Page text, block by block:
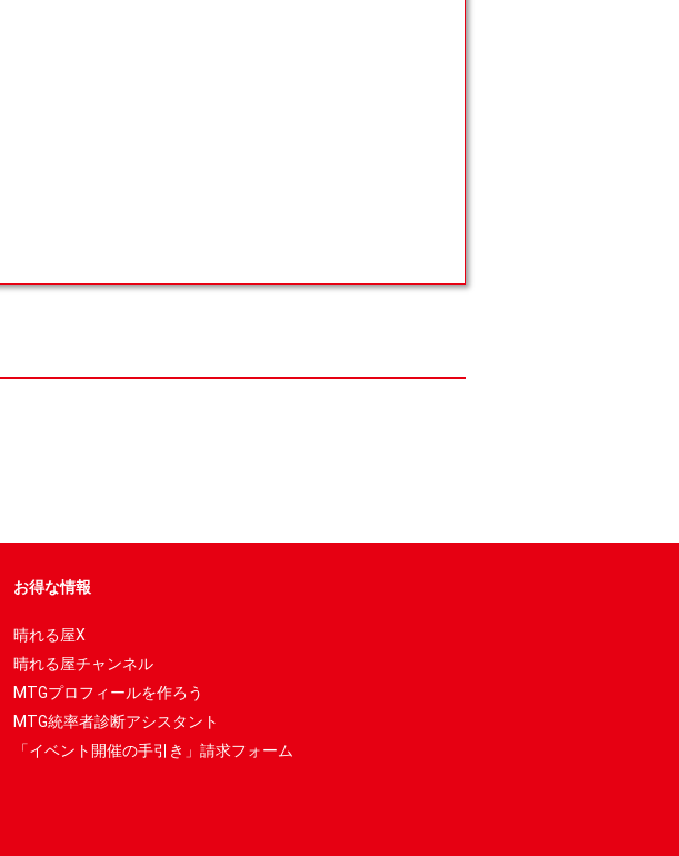
お得な情報
晴れる屋X
晴れる屋チャンネル
MTGプロフィールを作ろう
MTG統率者診断アシスタント
「イベント開催の手引き」請求フォーム